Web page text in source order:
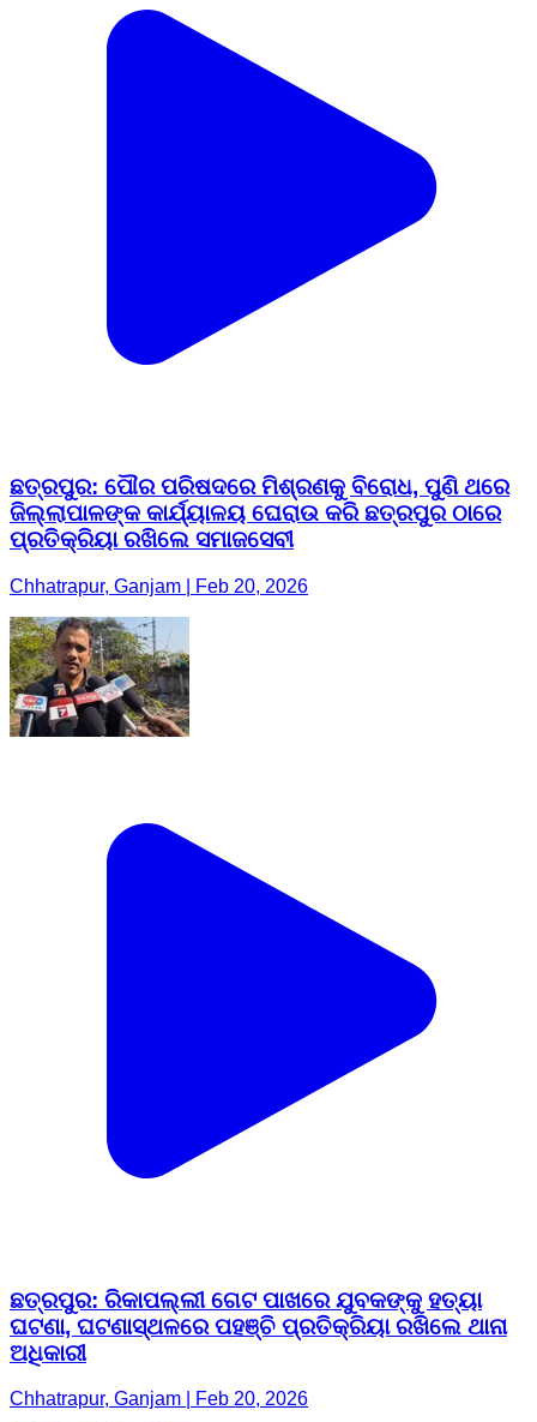
ଛତ୍ରପୁର: ପୌର ପରିଷଦରେ ମିଶ୍ରଣକୁ ବିରୋଧ, ପୁଣି ଥରେ
ଜିଲ୍ଲାପାଳଙ୍କ କାର୍ଯ୍ୟାଳୟ ଘେରାଉ କରି ଛତ୍ରପୁର ଠାରେ
ପ୍ରତିକ୍ରିୟା ରଖିଲେ ସମାଜସେବୀ
Chhatrapur, Ganjam | Feb 20, 2026
ଛତ୍ରପୁର: ରିକାପଲ୍ଲୀ ଗେଟ ପାଖରେ ଯୁବକଙ୍କୁ ହତ୍ୟା
ଘଟଣା, ଘଟଣାସ୍ଥଳରେ ପହଞ୍ଚି ପ୍ରତିକ୍ରିୟା ରଖିଲେ ଥାନା
ଅଧିକାରୀ
Chhatrapur, Ganjam | Feb 20, 2026